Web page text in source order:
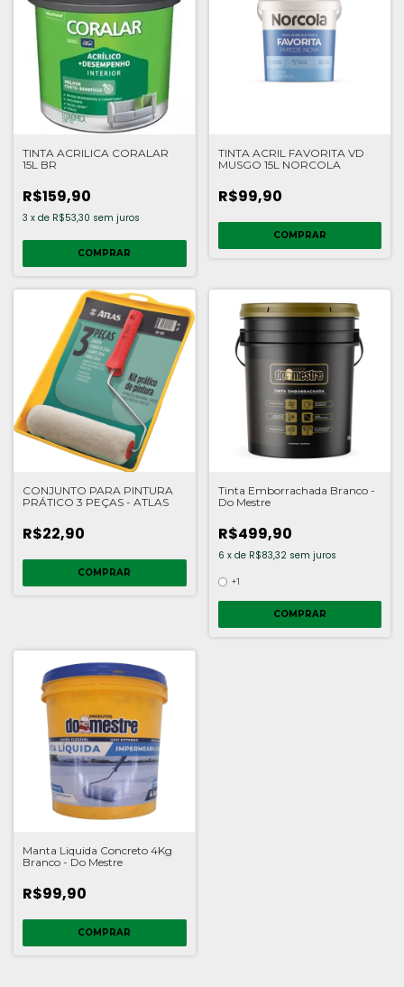
TINTA ACRILICA CORALAR
15L BR
R$159,90
3 x de R$53,30 sem juros
COMPRAR
TINTA ACRIL FAVORITA VD
MUSGO 15L NORCOLA
R$99,90
COMPRAR
CONJUNTO PARA PINTURA
PRÁTICO 3 PEÇAS - ATLAS
R$22,90
COMPRAR
Tinta Emborrachada Branco -
Do Mestre
R$499,90
6 x de R$83,32 sem juros
+1
COMPRAR
Manta Liquida Concreto 4Kg
Branco - Do Mestre
R$99,90
COMPRAR